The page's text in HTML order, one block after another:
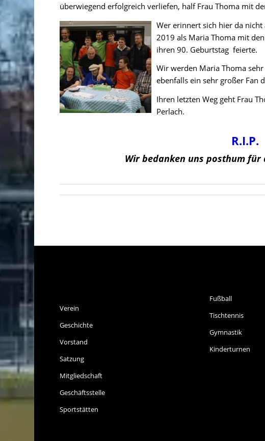
überwiegend erfolgreich verliefen, half Frau Thoma mit
Wer erinnert sich hier da nicht
2019 als Maria Thoma mit den
ihren 90. Geburtstag feierte.
Wir werden Maria Thoma
ebenfalls ein sehr großer Fan
Ihren letzten Weg geht Frau
Perlach.
R.I.P.
Wir bedanken uns posthum für
Verein
Geschichte
Vorstand
Satzung
Mitgliedschaft
Geschäftsstelle
Sportstätten
Fußball
Tischtennis
Gymnastik
Kinderturnen